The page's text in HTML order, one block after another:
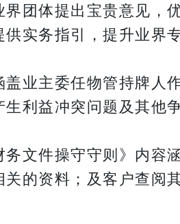
团体提出宝贵意见，
实务指引，提升业界
盖业主委任物管持牌
利益冲突问题及其他争
务文件操守守则》内
的资料；及客户查阅